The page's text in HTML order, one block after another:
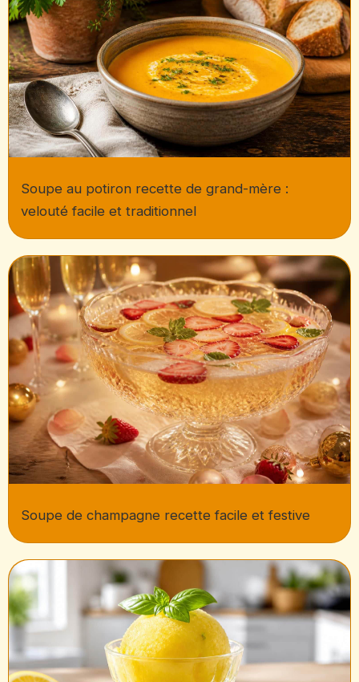
Soupe au potiron recette de grand-mère :
velouté facile et traditionnel
Soupe de champagne recette facile et festive